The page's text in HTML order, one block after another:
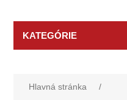
KATEGÓRIE
Hlavná stránka
/